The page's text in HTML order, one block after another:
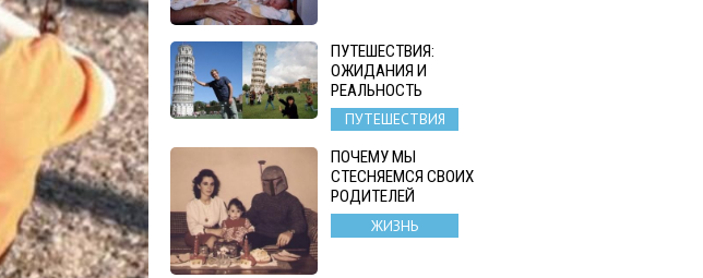
ПУТЕШЕСТВИЯ:
ОЖИДАНИЯ И
РЕАЛЬНОСТЬ
ПУТЕШЕСТВИЯ
ПОЧЕМУ МЫ
СТЕСНЯЕМСЯ СВОИХ
РОДИТЕЛЕЙ
ЖИЗНЬ